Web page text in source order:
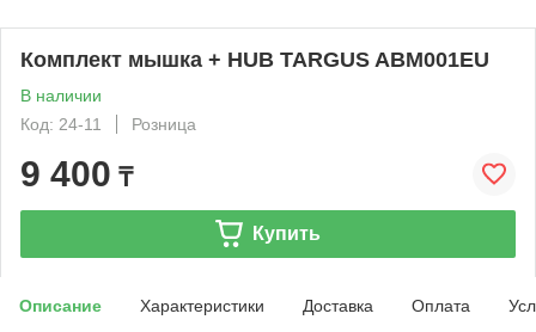
Комплект мышка + HUB TARGUS ABM001EU
В наличии
Код: 24-11
Розница
9 400 ₸
Купить
Описание Характеристики Доставка Оплата